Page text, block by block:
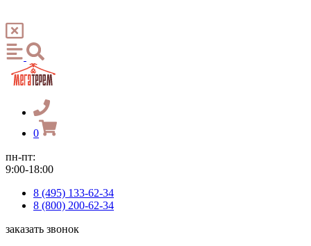
0
пн-пт:
9:00-18:00
8 (495) 133-62-34
8 (800) 200-62-34
заказать звонок